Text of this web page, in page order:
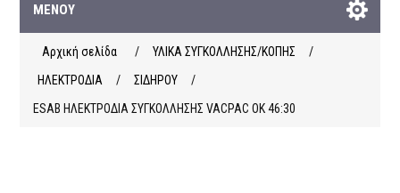
ΜΕΝΟΎ
Αρχική σελίδα / ΥΛΙΚΑ ΣΥΓΚΟΛΛΗΣΗΣ/ΚΟΠΗΣ
/
ΗΛΕΚΤΡΟΔΙΑ
/ ΣΙΔΗΡΟΥ
/
ESAB ΗΛΕΚΤΡΟΔΙΑ ΣΥΓΚΟΛΛΗΣΗΣ VACPAC OK 46:30